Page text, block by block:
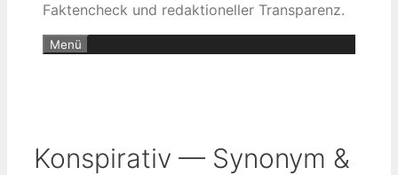
Faktencheck und redaktioneller Transparenz.
Menü
Konspirativ — Synonym &